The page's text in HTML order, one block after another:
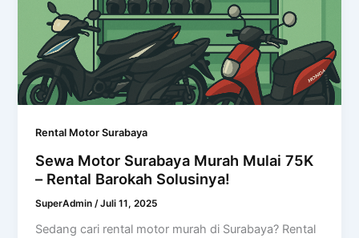
Rental Motor Surabaya
Sewa Motor Surabaya Murah Mulai 75K
– Rental Barokah Solusinya!
SuperAdmin /Juli 11, 2025
Sedang cari rental motor murah di Surabaya? Rental